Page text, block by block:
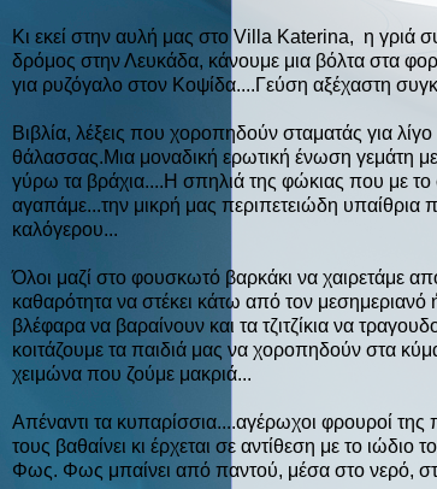
Κι εκεί στην αυλή μας στο Villa Katerina, η γριά
δρόμος στην Λευκάδα, κάνουμε μια βόλτα στα
για ρυζόγαλο στον Κοψίδα....Γεύση αξέχαστη
Βιβλία, λέξεις που χοροπηδούν σταματάς για
θάλασσας.Μια μοναδική ερωτική ένωση γεμάτη
γύρω τα βράχια....Η σπηλιά της φώκιας που με το
αγαπάμε...την μικρή μας περιπετειώδη
καλόγερου...
Όλοι μαζί στο φουσκωτό βαρκάκι να χαιρετάμε
καθαρότητα να στέκει κάτω από τον μεσημεριανό
βλέφαρα να βαραίνουν και τα τζιτζίκια να
κοιτάζουμε τα παιδιά μας να χοροπηδούν στα
χειμώνα που ζούμε μακριά...
Απέναντι τα κυπαρίσσια....αγέρωχοι φρουροί
τους βαθαίνει κι έρχεται σε αντίθεση με το ιώδιο
Φως. Φως μπαίνει από παντού, μέσα στο νερό,